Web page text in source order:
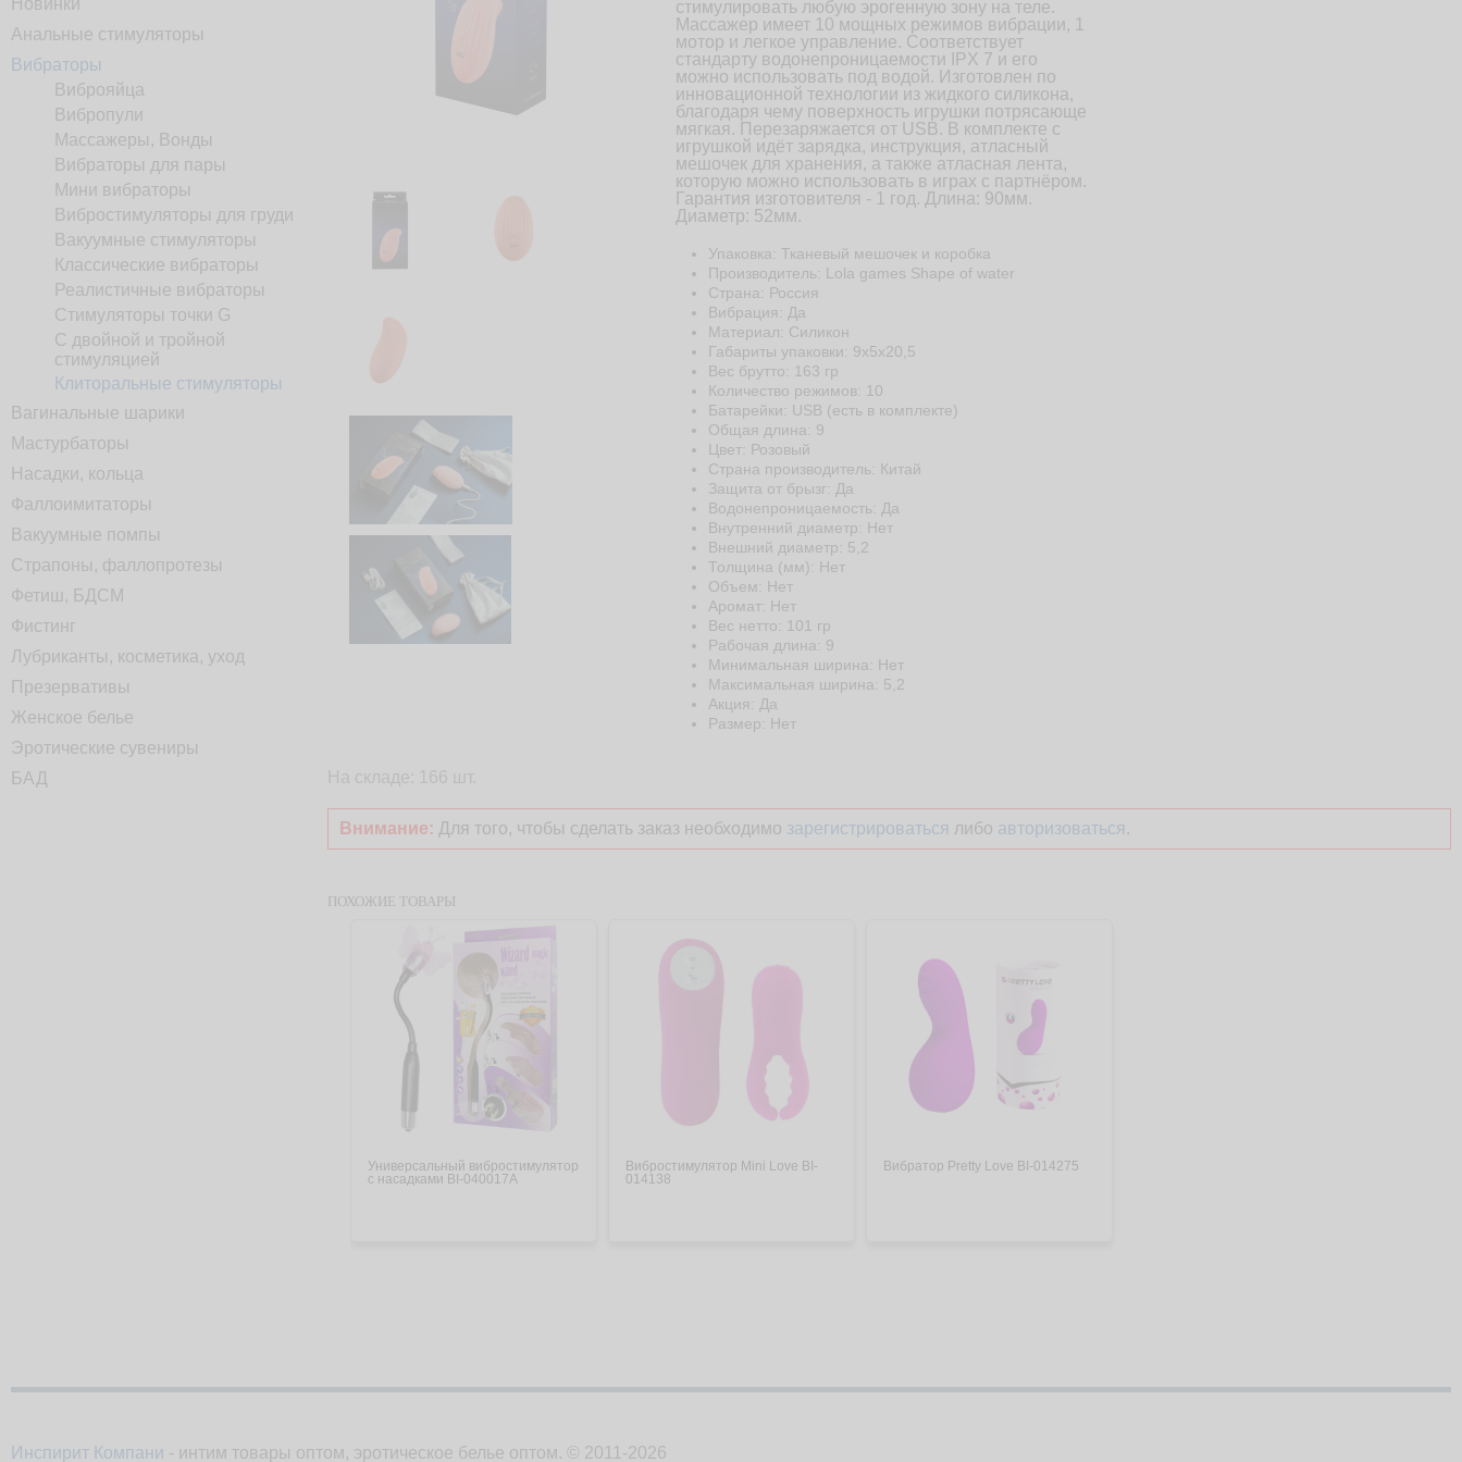
Новинки
Анальные стимуляторы
Вибраторы
Виброяйца
Вибропули
Массажеры, Вонды
Вибраторы для пары
Мини вибраторы
Вибростимуляторы для груди
Вакуумные стимуляторы
Классические вибраторы
Реалистичные вибраторы
Стимуляторы точки G
С двойной и тройной
стимуляцией
Клиторальные стимуляторы
Вагинальные шарики
Мастурбаторы
Насадки, кольца
Фаллоимитаторы
Вакуумные помпы
Страпоны, фаллопротезы
Фетиш, БДСМ
Фистинг
Лубриканты, косметика, уход
Презервативы
Женское белье
Эротические сувениры
БАД
стимулировать любую эрогенную зону на теле.
Массажер имеет 10 мощных режимов вибрации, 1
мотор и легкое управление. Соответствует
стандарту водонепроницаемости IPX 7 и его
можно использовать под водой. Изготовлен по
инновационной технологии из жидкого силикона,
благодаря чему поверхность игрушки потрясающе
мягкая. Перезаряжается от USB. В комплекте с
игрушкой идёт зарядка, инструкция, атласный
мешочек для хранения, а также атласная лента,
которую можно использовать в играх с партнёром.
Гарантия изготовителя - 1 год. Длина: 90мм.
Диаметр: 52мм.
Упаковка: Тканевый мешочек и коробка
Производитель: Lola games Shape of water
Страна: Россия
Вибрация: Да
Материал: Cиликон
Габариты упаковки: 9х5х20,5
Веc брутто: 163 гр
Количество режимов: 10
Батарейки: USB (есть в комплекте)
Общая длина: 9
Цвет: Розовый
Страна производитель: Китай
Защита от брызг: Да
Водонепроницаемость: Да
Внутренний диаметр: Нет
Внешний диаметр: 5,2
Толщина (мм): Нет
Объем: Нет
Аромат: Нет
Веc нетто: 101 гр
Рабочая длина: 9
Минимальная ширина: Нет
Максимальная ширина: 5,2
Акция: Да
Размер: Нет
Внимание: Для того, чтобы сделать заказ необходимо зарегистрироваться либо авторизоваться .
ПОХОЖИЕ ТОВАРЫ
Универсальный вибростимулятор
с насадками BI-040017A
Вибростимулятор Mini Love BI-
014138
Вибратор Pretty Love BI-014275
Инспирит Компани - интим товары оптом, эротическое белье оптом. © 2011-2026